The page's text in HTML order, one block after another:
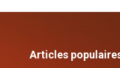
Articles